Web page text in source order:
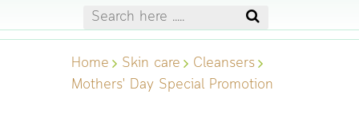
Home Skin care
Cleansers
Mothers' Day Special Promotion